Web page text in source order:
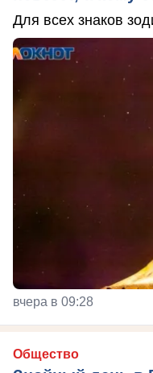
Для всех знаков
вчера в 09:28
Общество